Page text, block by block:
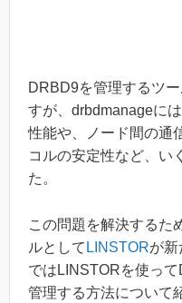
DRBD9を管理するツ
すが、drbdmanageに
性能や、ノード間の通
コルの安定性など、い
た。
この問題を解決するた
ルとして LINSTORが
ではLINSTORを使っ
管理する方法について